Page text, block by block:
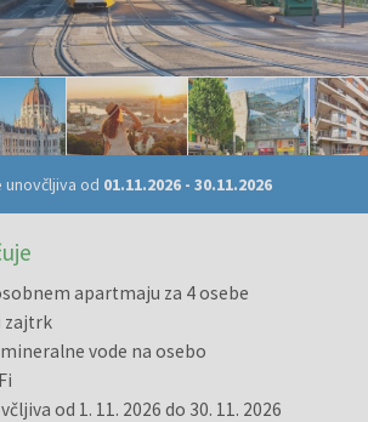
unovčljiva od 01.11.2026- 30.11.2026
apartmaju za 4 osebe
zajtrk
vode na osebo
od 1. 11. 2026 do 30. 11. 2026